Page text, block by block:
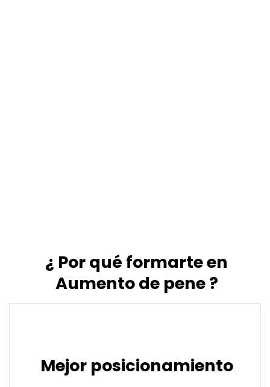
¿ Por qué formarte en
Aumento de pene ?
Mejor posicionamiento